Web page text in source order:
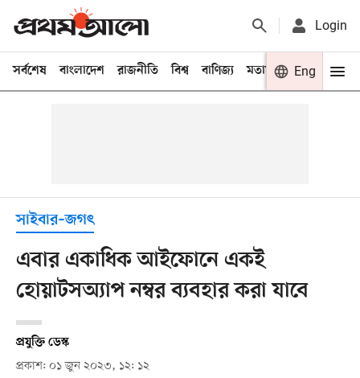
Login
সর্বশেষ বাংলাদেশ রাজনীতি বিশ্ব বাণিজ্য মতামত খেলা
Eng
সাইবার–জগৎ
এবার একাধিক আইফোনে একই
হোয়াটসঅ্যাপ নম্বর ব্যবহার করা যাবে
প্রযুক্তি ডেস্ক
প্রকাশ: ০১ জুন ২০২৩, ১২: ১২